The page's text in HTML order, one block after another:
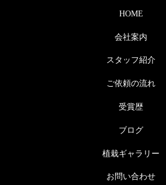
HOME
会社案内
スタッフ紹介
ご依頼の流れ
受賞歴
ブログ
植栽ギャラリー
お問い合わせ